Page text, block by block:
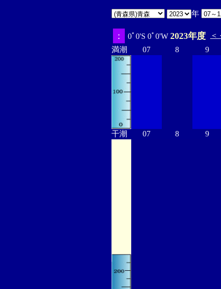
年
： 0ﾟ0'S 0ﾟ0'W 2023年度
＜
満潮
07 8 9
干潮 07 8 9